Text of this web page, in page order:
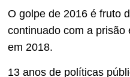
O golpe de 2016 é fruto
continuado com a prisão
em 2018.
13 anos de políticas